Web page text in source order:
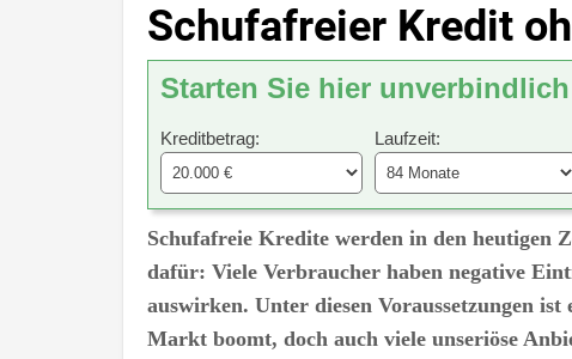
Schufafreier Kredit
Starten Sie hier
Kreditbetrag: Laufzeit:
Schufafreie Kredite werden in den heutigen
dafür: Viele Verbraucher haben negative
auswirken. Unter diesen Voraussetzungen
Markt boomt, doch auch viele unseriöse